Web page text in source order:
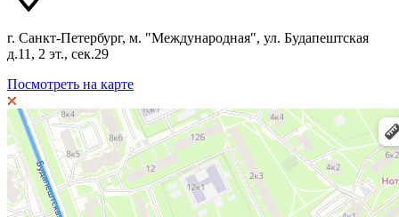
г. Санкт-Петербург, м. "Международная", ул. Будапештская
д.11, 2 эт., сек.29
Посмотреть на карте